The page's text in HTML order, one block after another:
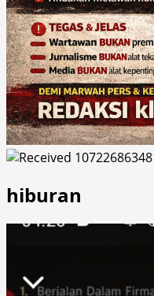
hiburan